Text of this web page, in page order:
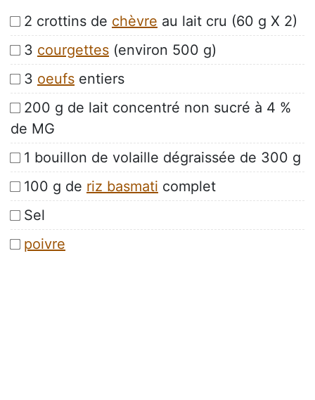
2 crottins de chèvre au lait cru (60 g X 2)
3 courgettes (environ 500 g)
3 oeufs entiers
200 g de lait concentré non sucré à 4 %
de MG
1 bouillon de volaille dégraissée de 300 g
100 g de riz basmati complet
Sel
poivre